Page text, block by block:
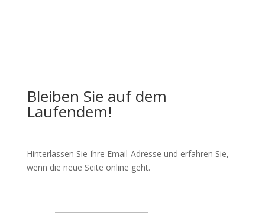
Bleiben Sie auf dem
Laufendem!
Hinterlassen Sie Ihre Email-Adresse und erfahren Sie,
wenn die neue Seite online geht.